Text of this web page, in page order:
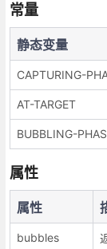
常量
静态变量
CAPTURING-
AT-TARGET
BUBBLING-
属性
属性
bubbles